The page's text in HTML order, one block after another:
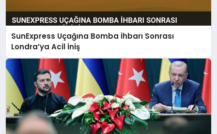
SunExpress Uçağına Bomba İhbarı Sonrası
Londra’ya Acil İniş